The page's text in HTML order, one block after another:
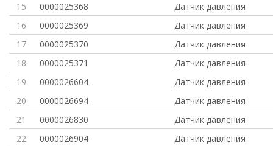
15
0000025368
Датчик давления
16
0000025369
Датчик давления
17
0000025370
Датчик давления
18
0000025371
Датчик давления
19
0000026604
Датчик давления
20
0000026694
Датчик давления
21
0000026830
Датчик давления
22
0000026904
Датчик давления